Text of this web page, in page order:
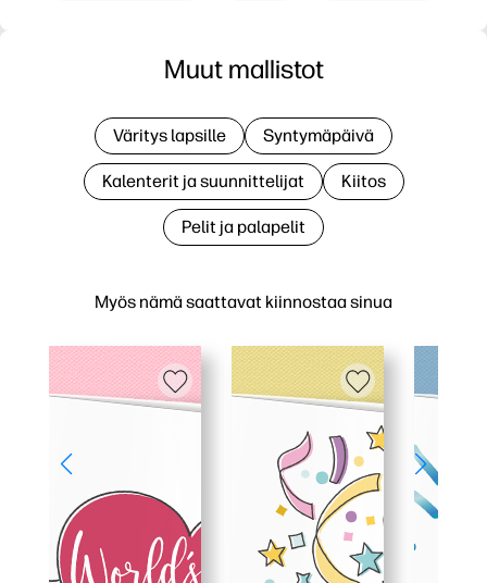
Myös nämä saattavat kiinnostaa sinua
Muut mallistot
Väritys lapsille Syntymäpäivä
Kalenterit ja suunnittelijat Kiitos
Pelit ja palapelit